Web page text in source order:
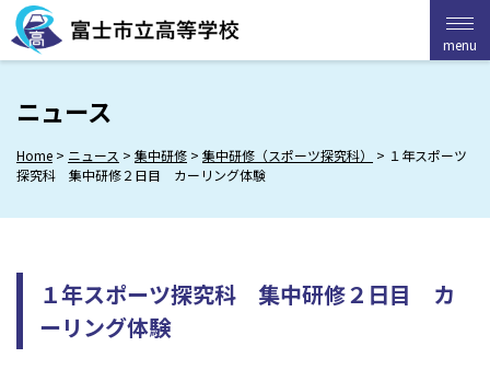
Skip
to
content
ニュース
Home > ニュース > 集中研修 > 集中研修（スポーツ探究科） > １年スポーツ
探究科 集中研修２日目 カーリング体験
１年スポーツ探究科 集中研修２日目 カ
ーリング体験
menu
menu